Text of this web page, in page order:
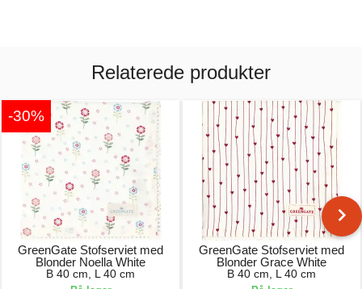
Relaterede produkter
-30%
GreenGate Stofserviet med
Blonder Noella White
B 40 cm, L 40 cm
GreenGate Stofserviet med
Blonder Grace White
B 40 cm, L 40 cm